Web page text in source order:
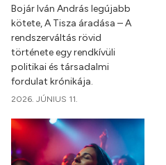
Bojár Iván András legújabb
kötete, A Tisza áradása – A
rendszerváltás rövid
története egy rendkívüli
politikai és társadalmi
fordulat krónikája.
2026. JÚNIUS 11.